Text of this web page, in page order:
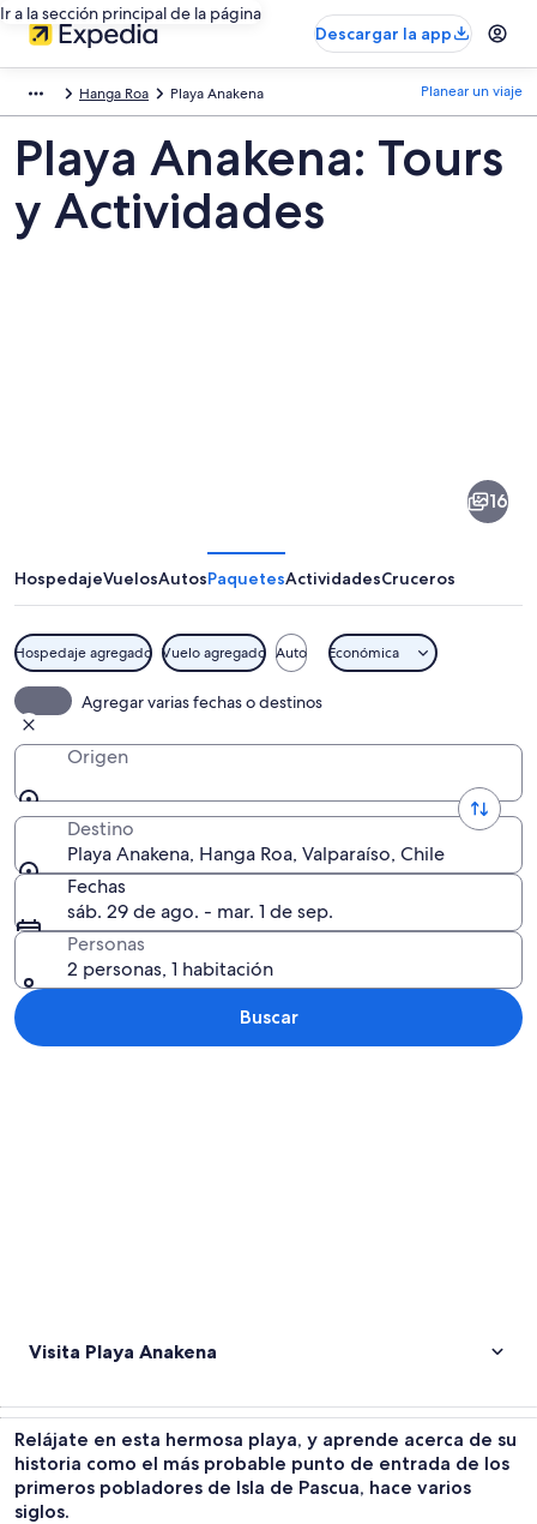
Ir a la sección principal de la página
Descargar la app
Hanga Roa Playa Anakena Planear un viaje
Playa Anakena: Tours
y Actividades
16
HospedajeVuelosAutosPaquetesActividadesCruceros
Hospedaje agregado Vuelo agregado Auto Económica
Agregar varias fechas o destinos
Origen
Destino
Playa Anakena, Hanga Roa, Valparaíso, Chile
Fechas
sáb. 29 de ago. - mar. 1 de sep.
Personas
2 personas, 1 habitación
Buscar
Visita Playa Anakena
Relájate en esta hermosa playa, y aprende acerca de su
historia como el más probable punto de entrada de los
primeros pobladores de Isla de Pascua, hace varios
siglos.